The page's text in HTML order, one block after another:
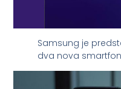
Samsung je
dva nova